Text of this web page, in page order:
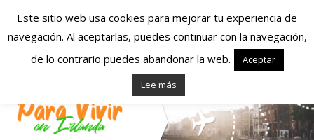
Españoles en
Irlanda – Vivir en
Este sitio web usa cookies para mejorar tu experiencia de
navegación. Al aceptarlas, puedes continuar con la navegación,
de lo contrario puedes abandonar la web.
Aceptar
Lee más